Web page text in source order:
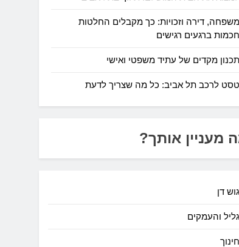
משפחה, דירה וזכויות: כך מקבלים החלטות
חכמות ברגעים רגישים
תכנון מקדים של עתיד משפטי ואישי
טסט לרכב תל אביב: כל מה שצריך לדעת
מעניין אותך?
גוש דן
גליל והעמקים
חינוך